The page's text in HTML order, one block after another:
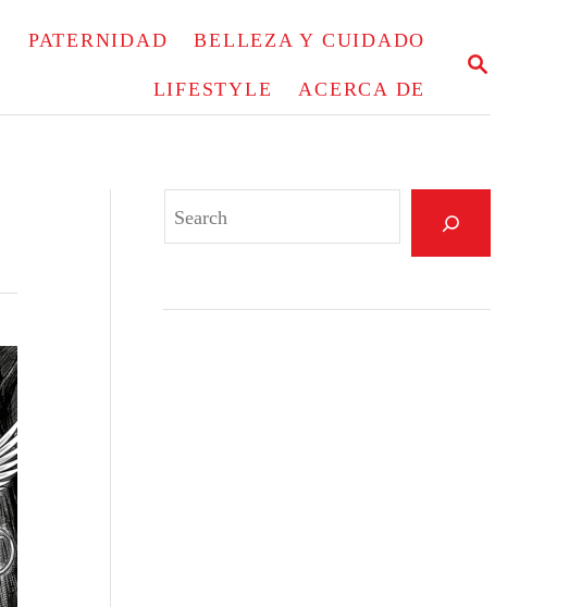
S
PATERNIDAD BELLEZA Y CUIDADO
LIFESTYLE ACERCA DE